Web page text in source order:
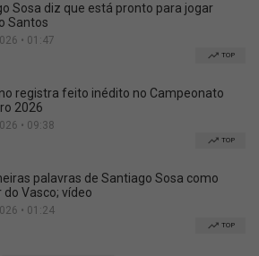
Sosa diz que está pronto para jogar
Santos
• 01:47
TOP
registra feito inédito no Campeonato
2026
• 09:38
TOP
palavras de Santiago Sosa como
do Vasco; vídeo
• 01:24
TOP